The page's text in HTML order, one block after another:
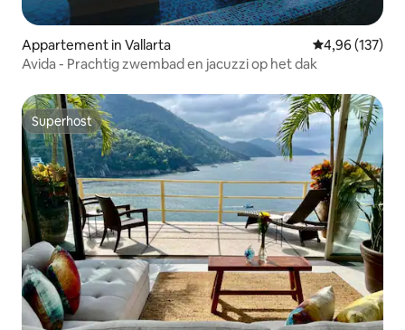
Appartement in Vallarta Gemiddelde
4,96 (137)
Avida - Prachtig zwembad en jacuzzi op het dak
Superhost
Superhost